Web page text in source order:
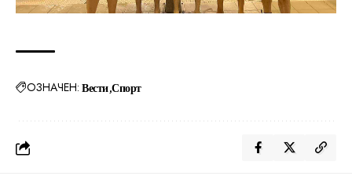
ОЗНАЧЕН: Вести Спорт